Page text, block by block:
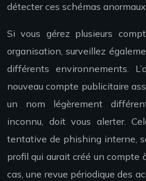
détecter ces schémas
Si vous gérez plusieurs
organisation, surveillez
différents environnements.
nouveau compte publicitaire
un nom légèrement
inconnu, doit vous alerter.
tentative de phishing interne,
profil qui aurait créé un compte
cas, une revue périodique des